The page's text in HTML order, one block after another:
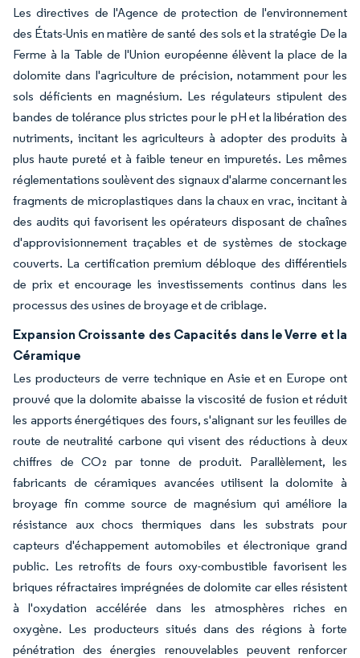
Les directives de l'Agence de protection de l'environnement
des États-Unis en matière de santé des sols et la stratégie De la
Ferme à la Table de l'Union européenne élèvent la place de la
dolomite dans l'agriculture de précision, notamment pour les
sols déficients en magnésium. Les régulateurs stipulent des
bandes de tolérance plus strictes pour le pH et la libération des
nutriments, incitant les agriculteurs à adopter des produits à
plus haute pureté et à faible teneur en impuretés. Les mêmes
réglementations soulèvent des signaux d'alarme concernant les
fragments de microplastiques dans la chaux en vrac, incitant à
des audits qui favorisent les opérateurs disposant de chaînes
d'approvisionnement traçables et de systèmes de stockage
couverts. La certification premium débloque des différentiels
de prix et encourage les investissements continus dans les
processus des usines de broyage et de criblage.
Expansion Croissante des Capacités dans le Verre et la
Céramique
Les producteurs de verre technique en Asie et en Europe ont
prouvé que la dolomite abaisse la viscosité de fusion et réduit
les apports énergétiques des fours, s'alignant sur les feuilles de
route de neutralité carbone qui visent des réductions à deux
chiffres de CO₂ par tonne de produit. Parallèlement, les
fabricants de céramiques avancées utilisent la dolomite à
broyage fin comme source de magnésium qui améliore la
résistance aux chocs thermiques dans les substrats pour
capteurs d'échappement automobiles et électronique grand
public. Les retrofits de fours oxy-combustible favorisent les
briques réfractaires imprégnées de dolomite car elles résistent
à l'oxydation accélérée dans les atmosphères riches en
oxygène. Les producteurs situés dans des régions à forte
pénétration des énergies renouvelables peuvent renforcer